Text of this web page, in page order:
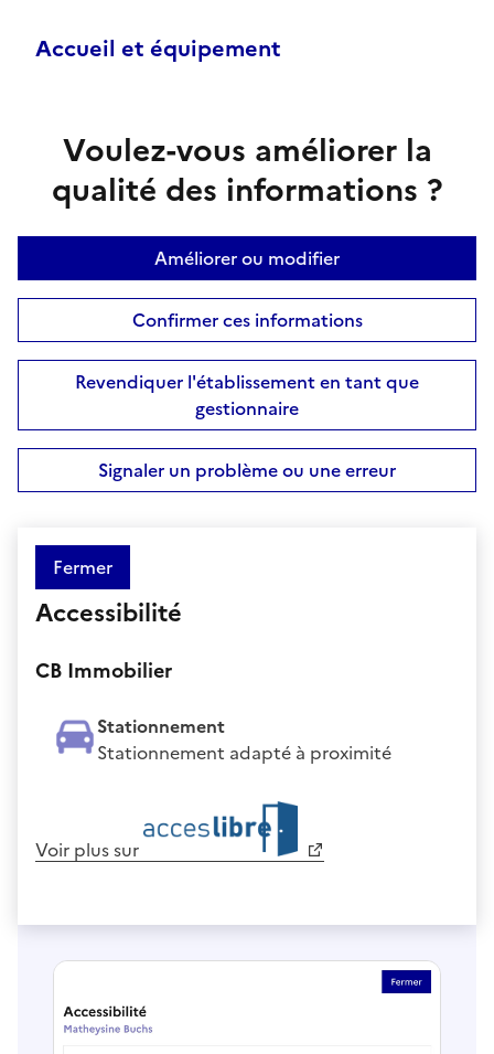
Accueil et équipement
Voulez-vous améliorer la
qualité des informations ?
Améliorer ou modifier
Confirmer ces informations
Revendiquer l'établissement en tant que
gestionnaire
Signaler un problème ou une erreur
Fermer
Accessibilité
CB Immobilier
Stationnement
Stationnement adapté à proximité
Voir plus sur